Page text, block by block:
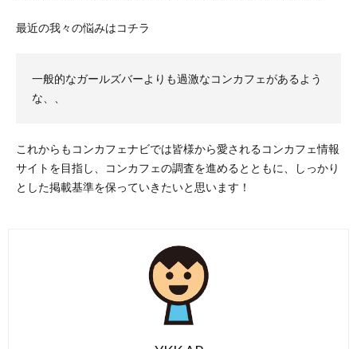
最近の我々の悩みはコチラ
一般的なガールズバーよりも過激なコンカフェがあるよう
な、、
これからもコンカフェナビでは皆様から愛されるコンカフェ情報
サイトを目指し、コンカフェの調査を進めるとともに、しっかり
とした掲載基準を保っていきたいと思います！